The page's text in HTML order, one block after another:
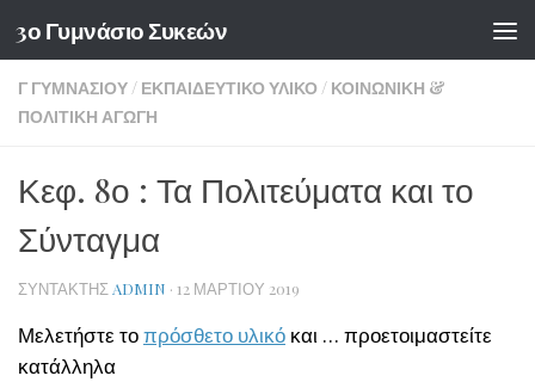
Skip to content
3ο Γυμνάσιο Συκεών
Γ ΓΥΜΝΑΣΊΟΥ/ ΕΚΠΑΙΔΕΥΤΙΚΌ ΥΛΙΚΌ / ΚΟΙΝΩΝΙΚΉ &
ΠΟΛΙΤΙΚΉ ΑΓΩΓΉ
Κεφ. 8ο : Τα Πολιτεύματα και το
Σύνταγμα
ΣΥΝΤΆΚΤΗΣ ADMIN · 12 ΜΑΡΤΊΟΥ 2019
Μελετήστε τοπρόσθετο υλικό και … προετοιμαστείτε
κατάλληλα